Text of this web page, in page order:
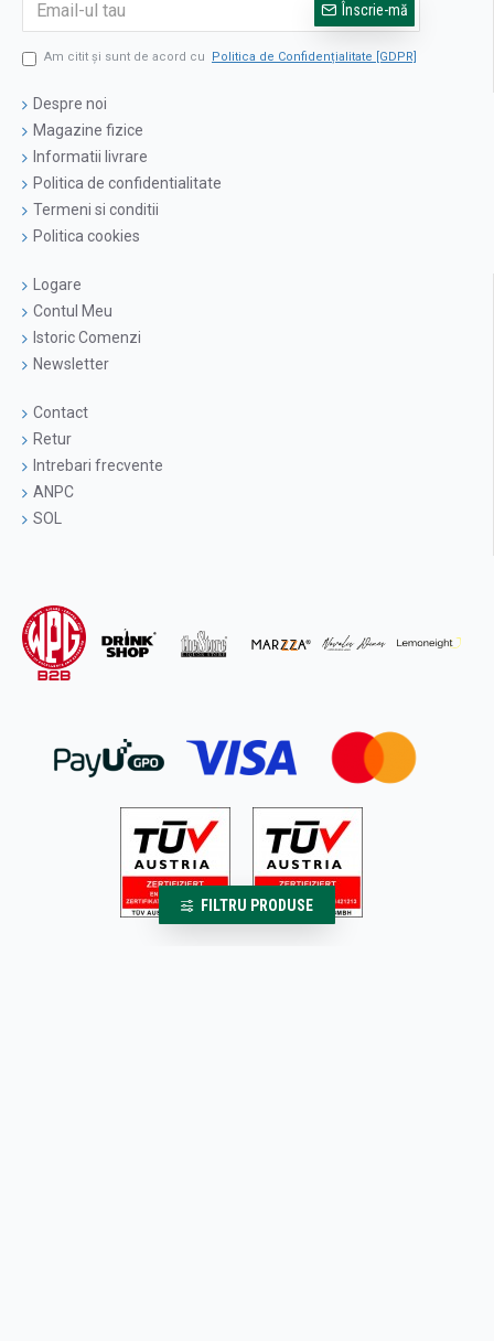
Înscrie-mă
Am citit şi sunt de acord cu Politica de Confidențialitate [GDPR]
Despre noi
Magazine fizice
Informatii livrare
Politica de confidentialitate
Termeni si conditii
Politica cookies
Logare
Contul Meu
Istoric Comenzi
Newsletter
Contact
Retur
Intrebari frecvente
ANPC
SOL
FILTRU PRODUSE